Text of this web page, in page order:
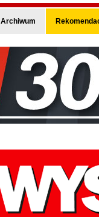
Archiwum